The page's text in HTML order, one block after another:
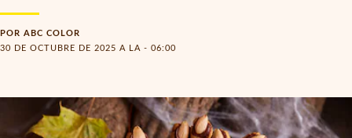
POR ABC COLOR
30 DE OCTUBRE DE 2025 A LA - 06:00